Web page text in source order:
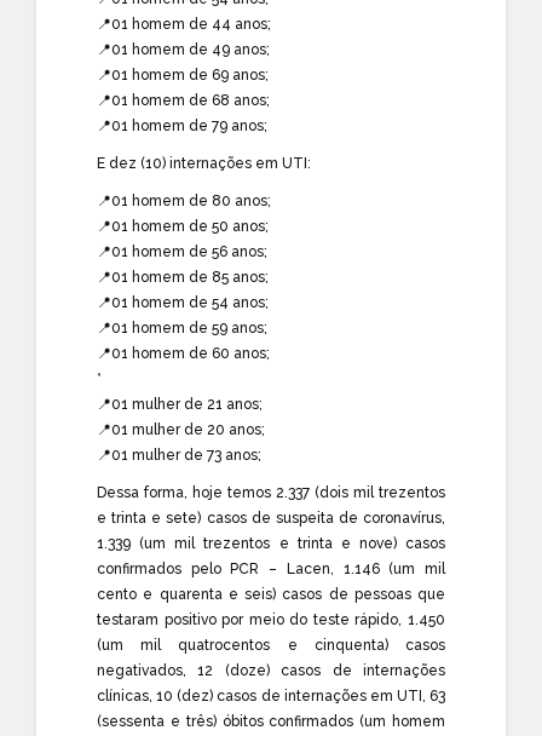
📍01 homem de 44 anos;
📍01 homem de 49 anos;
📍01 homem de 69 anos;
📍01 homem de 68 anos;
📍01 homem de 79 anos;
E dez (10) internações em UTI:
📍01 homem de 80 anos;
📍01 homem de 50 anos;
📍01 homem de 56 anos;
📍01 homem de 85 anos;
📍01 homem de 54 anos;
📍01 homem de 59 anos;
📍01 homem de 60 anos;
*
📍01 mulher de 21 anos;
📍01 mulher de 20 anos;
📍01 mulher de 73 anos;
Dessa forma, hoje temos 2.337 (dois mil trezentos
e trinta e sete) casos de suspeita de coronavírus,
1.339 (um mil trezentos e trinta e nove) casos
confirmados pelo PCR – Lacen, 1.146 (um mil
cento e quarenta e seis) casos de pessoas que
testaram positivo por meio do teste rápido, 1.450
(um mil quatrocentos e cinquenta) casos
negativados, 12 (doze) casos de internações
clínicas, 10 (dez) casos de internações em UTI, 63
(sessenta e três) óbitos confirmados (um homem